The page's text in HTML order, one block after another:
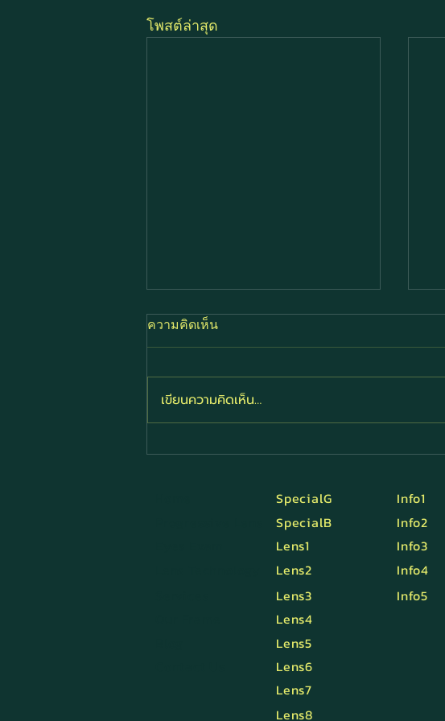
โพสต์ล่าสุด
เลือกเลนส์โปรเกรสซีฟให้
ความคิดเห็น
เขียนความคิดเห็น…
SpecialG
SpecialB
Lens1
Lens2
Lens3
Lens4
Lens5
Lens6
Lens7
Lens8
Info1
Info2
Info3
Info4
Info5